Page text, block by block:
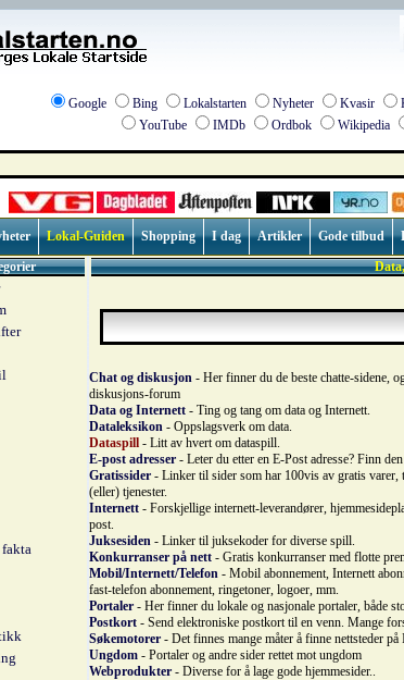
Google Bing Lokalstarten Nyheter Kvasir
YouTube
IMDb Ordbok Wikipedia
Lokal-Guiden Shopping I dag Artikler Gode tilbud
Chat og diskusjon - Her finner du de beste chatte-sidene,
diskusjons-forum
Data og Internett - Ting og tang om data og Internett.
Dataleksikon - Oppslagsverk om data.
Dataspill - Litt av hvert om dataspill.
E-post adresser - Leter du etter en E-Post adresse? Finn den
Gratissider - Linker til sider som har 100vis av gratis varer,
(eller) tjenester.
Internett - Forskjellige internett-leverandører,
post.
Juksesiden - Linker til juksekoder for diverse spill.
Konkurranser på nett - Gratis konkurranser med flotte
Mobil/Internett/Telefon - Mobil abonnement, Internett
fast-telefon abonnement, ringetoner, logoer, mm.
Portaler - Her finner du lokale og nasjonale portaler, både
Postkort - Send elektroniske postkort til en venn. Mange
Søkemotorer - Det finnes mange måter å finne nettsteder
Ungdom - Portaler og andre sider rettet mot ungdom
Webprodukter - Diverse for å lage gode hjemmesider..